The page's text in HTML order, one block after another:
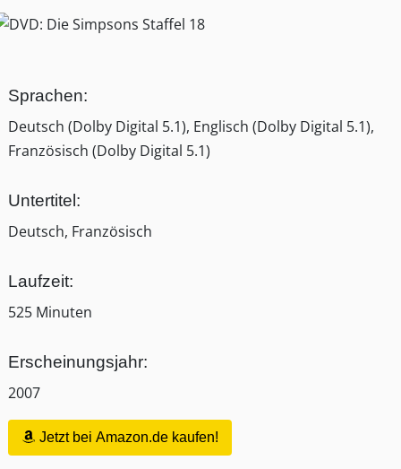
Sprachen:
Deutsch (Dolby Digital 5.1), Englisch (Dolby Digital 5.1),
Französisch (Dolby Digital 5.1)
Untertitel:
Deutsch, Französisch
Laufzeit:
525 Minuten
Erscheinungsjahr:
2007
Jetzt bei Amazon.de kaufen!